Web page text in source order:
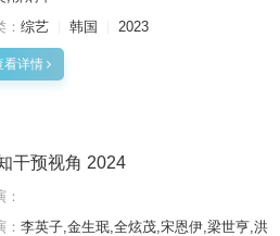
综艺 韩国 2023
看详情
干预视角 2024
： 李英子,金生珉,全炫茂,宋恩伊,梁世亨,洪